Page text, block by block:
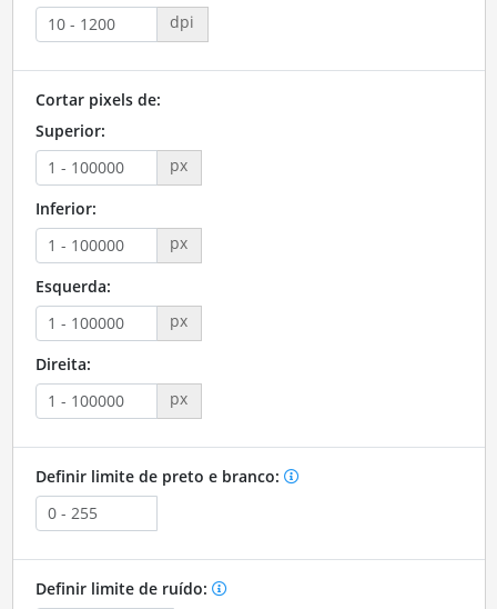
dpi
Cortar pixels de:
Superior:
px
Inferior:
px
Esquerda:
px
Direita:
px
Definir limite de preto e branco:
Definir limite de ruído: